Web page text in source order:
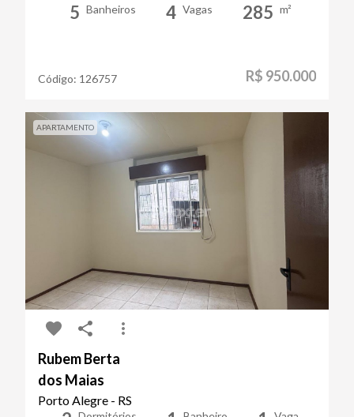
5 Banheiros 4 Vagas 285 m²
Código: 126757 R$ 950.000
APARTAMENTO
Rubem Berta
dos Maias
Porto Alegre - RS